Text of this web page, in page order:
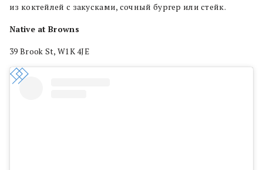
из коктейлей с закусками, сочный бургер или стейк.
Native at Browns
39 Brook St, W1K 4JE